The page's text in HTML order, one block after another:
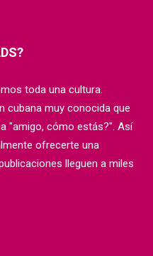
toda una cultura.
cubana muy conocida que
"amigo, cómo estás?". Así
ofrecerte una
lleguen a miles